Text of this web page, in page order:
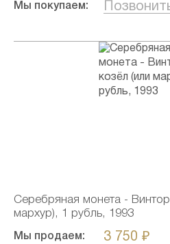
Мы покупаем:
Серебряная монета -
мархур), 1 рубль, 1993
Мы продаем: 3 750 ₽